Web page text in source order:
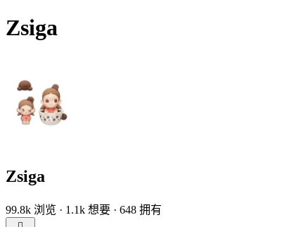
Zsiga
Zsiga
99.8k 浏览 · 1.1k 想要 · 648 拥有